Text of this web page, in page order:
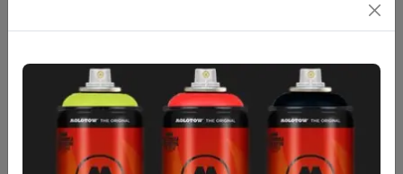
LB-50B 50db
LBB-10B 10db
2 760